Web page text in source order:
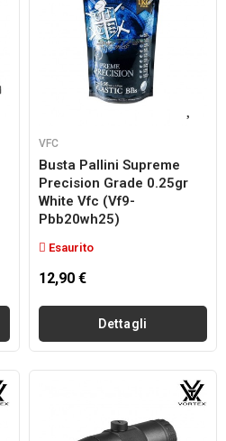
VFC
Busta Pallini Supreme
Precision Grade 0.25gr
White Vfc (vf9-
Pbb20wh25)
Esaurito
12,90 €
Dettagli